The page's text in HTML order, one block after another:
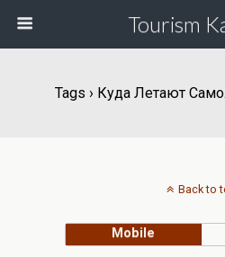
Tourism
Tags › Куда Летают
Back to
Mobile